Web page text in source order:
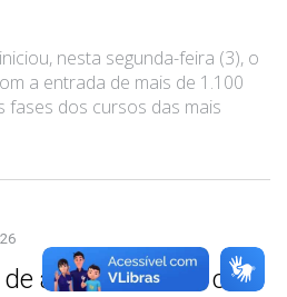
nesta segunda-feira (3), o
a entrada de mais de 1.100
fases dos cursos das mais
análise finaliza com